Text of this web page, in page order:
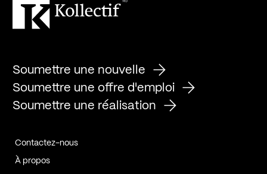
Soumettre une nouvelle
Soumettre une offre d'emploi
Soumettre une réalisation
Contactez-nous
À propos